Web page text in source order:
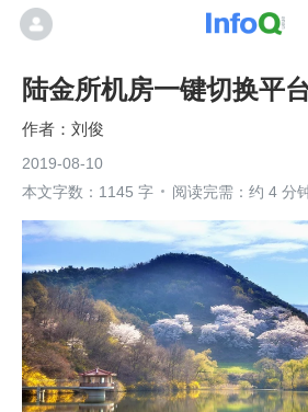
陆金所机房一键切换平
刘俊
2019-08-10
本文字数：1145 字
阅读完需：约 4 分